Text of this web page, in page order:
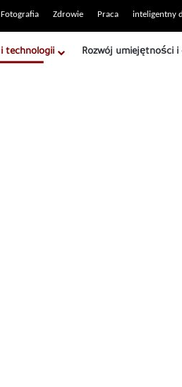
Fotografia Zdrowie Praca inteligentny
i technologii Rozwój umiejętności i